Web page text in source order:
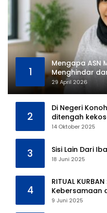
1
Mengapa ASN
Menghindar
29 April 2026
2
Di Negeri
ditengah
14 Oktober 2025
3 Sisi Lain Dari
18 Juni 2025
4
RITUAL
Kebersamaan
Kebinatangan
9 Juni 2025